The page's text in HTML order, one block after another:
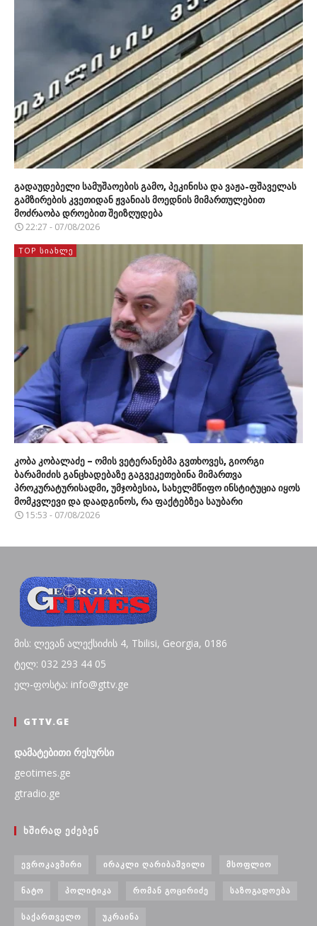
გადაუდებელი სამუშაოების გამო, პეკინისა და ვაჟა-ფშაველას
გამზირების კვეთიდან ჟვანიას მოედნის მიმართულებით
მოძრაობა დროებით შეიზღუდება
22:27 - 07/08/2026
TOP ᲡᲘᲐᲮᲚᲔ
კობა კობალაძე – ომის ვეტერანებმა გვთხოვეს, გიორგი
ბარამიძის განცხადებაზე გაგვეკეთებინა მიმართვა
პროკურატურისადმი, უმჯობესია, სახელმწიფო ინსტიტუცია იყოს
მომკვლევი და დაადგინოს, რა ფაქტებზეა საუბარი
15:53 - 07/08/2026
მის: ლევან ალექსიძის 4, Tbilisi, Georgia, 0186
ტელ: 032 293 44 05
ელ-ფოსტა: info@gttv.ge
GTTV.GE
დამატებითი რესურსი
geotimes.ge
gtradio.ge
ᲮᲨᲘᲠᲐᲓ ᲔᲫᲔᲑᲔᲜ
ᲔᲕᲠᲝᲙᲐᲕᲨᲘᲠᲘ ᲘᲠᲐᲙᲚᲘ ᲦᲐᲠᲘᲑᲐᲨᲕᲘᲚᲘ ᲛᲡᲝᲤᲚᲘᲝ
ᲜᲐᲢᲝ ᲞᲝᲚᲘᲢᲘᲙᲐ ᲠᲝᲛᲐᲜ ᲒᲝᲪᲘᲠᲘᲫᲔ ᲡᲐᲖᲝᲒᲐᲓᲝᲔᲑᲐ
ᲡᲐᲥᲐᲠᲗᲕᲔᲚᲝ ᲣᲙᲠᲐᲘᲜᲐ